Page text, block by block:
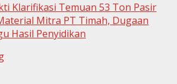
Klarifikasi Temuan 53 Ton Pasir
Mitra PT Timah, Dugaan
Hasil Penyidikan